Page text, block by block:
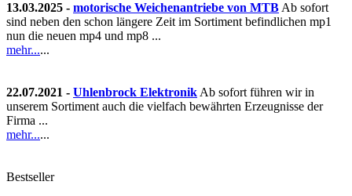
13.03.2025 - motorische Weichenantriebe von MTB Ab sofort
sind neben den schon längere Zeit im Sortiment befindlichen mp1
nun die neuen mp4 und mp8 ...
mehr......
22.07.2021 - Uhlenbrock Elektronik Ab sofort führen wir in
unserem Sortiment auch die vielfach bewährten Erzeugnisse der
Firma ...
mehr......
Bestseller